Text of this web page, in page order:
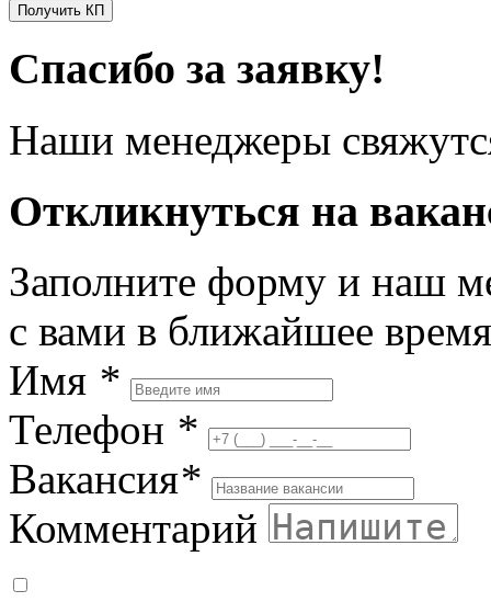
Получить КП
Спасибо за заявку!
Наши менеджеры
Откликнуться на
Заполните форму и наш
с вами в ближайшее время
Имя *
Телефон *
Вакансия*
Комментарий